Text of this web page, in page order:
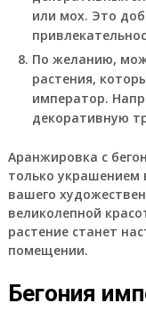
или мох. Это
По желанию,
растения,
император.
декоративную
Аранжировка с
только украшением
вашего
великолепной
растение станет
помещении.
Бегония